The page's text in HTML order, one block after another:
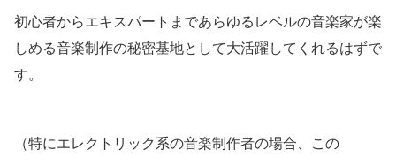
初心者からエキスパートまであらゆるレベルの音楽家が楽
しめる音楽制作の秘密基地として大活躍してくれるはずで
す。
（特にエレクトリック系の音楽制作者の場合、この